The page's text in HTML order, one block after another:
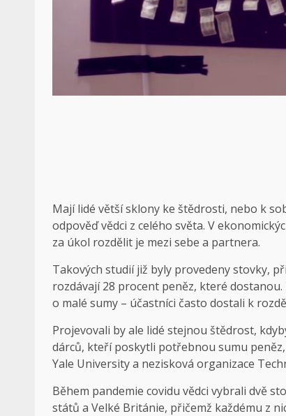
Mají lidé větší sklony ke štědrosti, nebo k
odpověď vědci z celého světa. V
za úkol rozdělit je mezi sebe a partnera.
Takových studií již byly provedeny stovky,
rozdávají 28 procent peněz, které
o malé sumy – účastníci často dostali k
Projevovali by ale lidé stejnou štědrost,
dárců, kteří poskytli potřebnou sumu
Yale University a nezisková organizace
Během pandemie covidu vědci vybrali dvě
států a Velké Británie, přičemž každému z